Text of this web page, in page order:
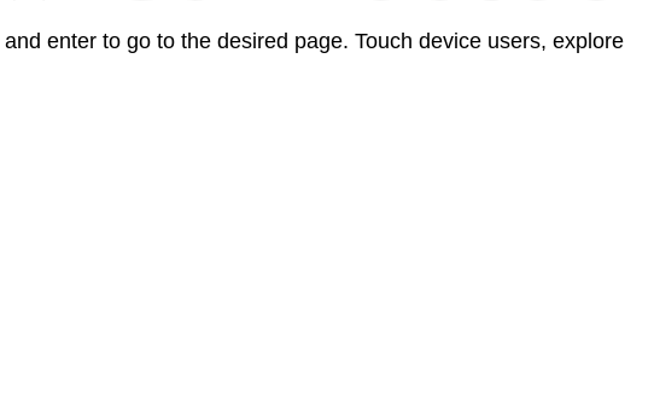
enter to go to the desired page. Touch device users, explore